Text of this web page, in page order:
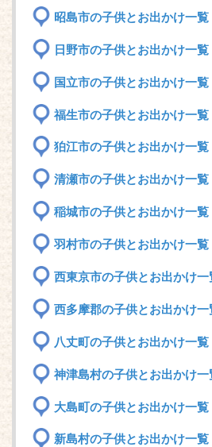
昭島市の子供とお出かけ一覧
日野市の子供とお出かけ一覧
国立市の子供とお出かけ一覧
福生市の子供とお出かけ一覧
狛江市の子供とお出かけ一覧
清瀬市の子供とお出かけ一覧
稲城市の子供とお出かけ一覧
羽村市の子供とお出かけ一覧
西東京市の子供とお出かけ一
西多摩郡の子供とお出かけ一
八丈町の子供とお出かけ一覧
神津島村の子供とお出かけ一
大島町の子供とお出かけ一覧
新島村の子供とお出かけ一覧